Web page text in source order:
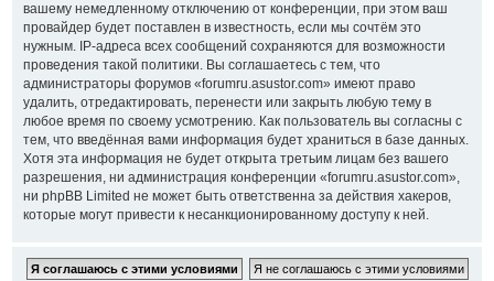
вашему немедленному отключению от конференции, при этом ваш
провайдер будет поставлен в известность, если мы сочтём это
нужным. IP-адреса всех сообщений сохраняются для возможности
проведения такой политики. Вы соглашаетесь с тем, что
администраторы форумов «forumru.asustor.com» имеют право
удалить, отредактировать, перенести или закрыть любую тему в
любое время по своему усмотрению. Как пользователь вы согласны с
тем, что введённая вами информация будет храниться в базе данных.
Хотя эта информация не будет открыта третьим лицам без вашего
разрешения, ни администрация конференции «forumru.asustor.com»,
ни phpBB Limited не может быть ответственна за действия хакеров,
которые могут привести к несанкционированному доступу к ней.